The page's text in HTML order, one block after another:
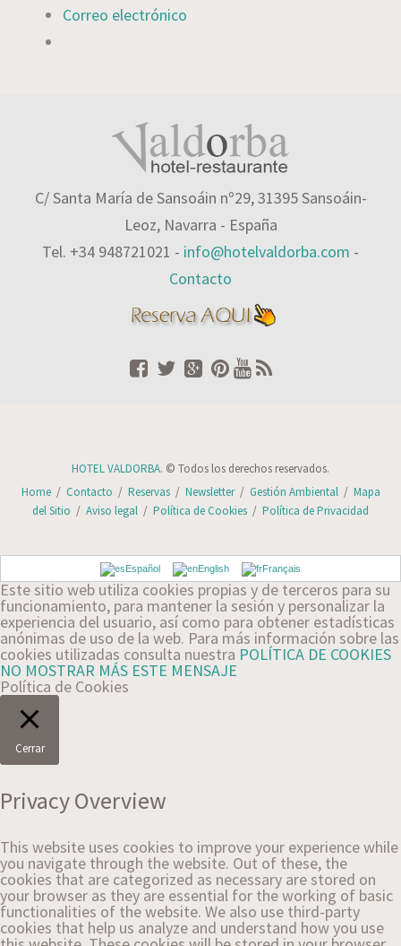
Correo electrónico
C/ Santa María de Sansoáin nº29, 31395 Sansoáin-
Leoz, Navarra - España
Tel. +34 948721021 - info@hotelvaldorba.com -
Contacto
HOTEL VALDORBA. © Todos los derechos reservados.
Home/ Contacto / Reservas/ Newsletter/ Gestión Ambiental/ Mapa
del Sitio / Aviso legal / Política de Cookies / Política de Privacidad
Español English Français
Este sitio web utiliza cookies propias y de terceros para su
funcionamiento, para mantener la sesión y personalizar la
experiencia del usuario, así como para obtener estadísticas
anónimas de uso de la web. Para más información sobre las
cookies utilizadas consulta nuestra POLÍTICA DE COOKIES
NO MOSTRAR MÁS ESTE MENSAJE
Política de Cookies
Cerrar
Privacy Overview
This website uses cookies to improve your experience while
you navigate through the website. Out of these, the
cookies that are categorized as necessary are stored on
your browser as they are essential for the working of basic
functionalities of the website. We also use third-party
cookies that help us analyze and understand how you use